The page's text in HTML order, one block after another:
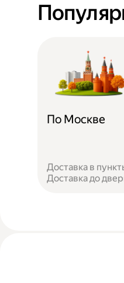
По Москве
Доставка в
Доставка до